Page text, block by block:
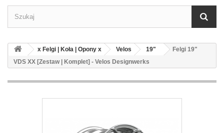
x Felgi | Koła | Opony x Velos 19"
Felgi 19"
VDS XX [Zestaw | Komplet] - Velos Designwerks